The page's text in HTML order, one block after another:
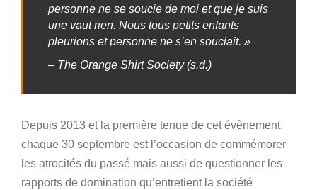
personne ne se soucie de moi et que je suis
une vaut rien. Nous tous petits enfants
pleurions et personne ne s’en souciait. »
– The Orange Shirt Society (s.d.)
Depuis 2013 et la première tenue de cet évènement,
chaque 30 septembre est l’occasion de commémorer
les atrocités du passé mais aussi de questionner les
rapports de domination qu’entretient la société